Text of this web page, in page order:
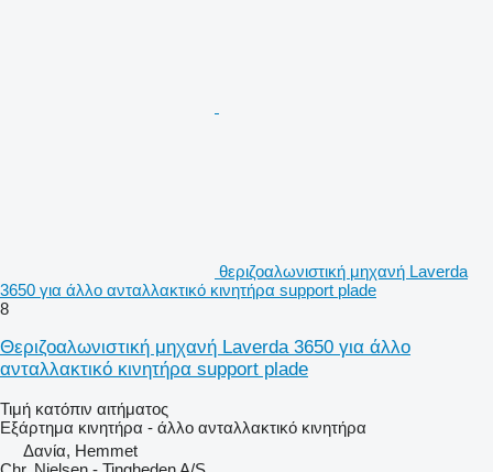
θεριζοαλωνιστική μηχανή Laverda
3650 για άλλο ανταλλακτικό κινητήρα support plade
8
Θεριζοαλωνιστική μηχανή Laverda 3650 για άλλο
ανταλλακτικό κινητήρα support plade
Τιμή κατόπιν αιτήματος
Εξάρτημα κινητήρα - άλλο ανταλλακτικό κινητήρα
Δανία, Hemmet